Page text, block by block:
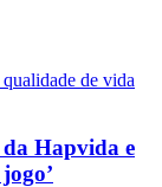
Hapvida e